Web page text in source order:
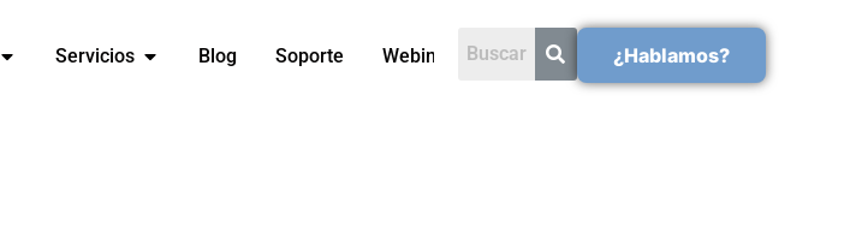
Servicios Blog Soporte Webinars ¿Hablamos?